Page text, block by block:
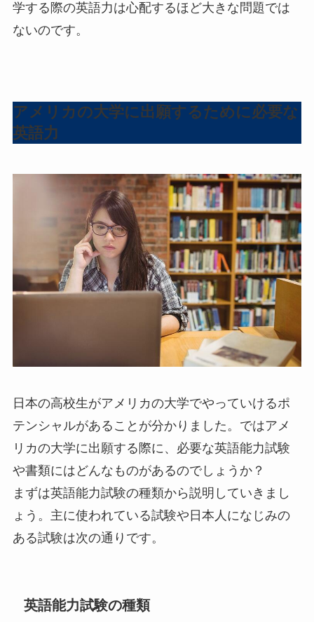
学する際の英語力は心配するほど大きな問題では
ないのです。
アメリカの大学に出願するために必要な
英語力
日本の高校生がアメリカの大学でやっていけるポ
テンシャルがあることが分かりました。ではアメ
リカの大学に出願する際に、必要な英語能力試験
や書類にはどんなものがあるのでしょうか？
まずは英語能力試験の種類から説明していきまし
ょう。主に使われている試験や日本人になじみの
ある試験は次の通りです。
英語能力試験の種類